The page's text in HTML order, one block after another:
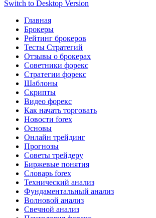
Switch to Desktop Version
Главная
Брокеры
Рейтинг брокеров
Тесты Стратегий
Отзывы о брокерах
Советники форекс
Стратегии форекс
Шаблоны
Скрипты
Видео форекс
Как начать торговать
Новости forex
Основы
Онлайн трейдинг
Прогнозы
Советы трейдеру
Биржевые понятия
Словарь forex
Технический анализ
Фундаментальный анализ
Волновой анализ
Свечной анализ